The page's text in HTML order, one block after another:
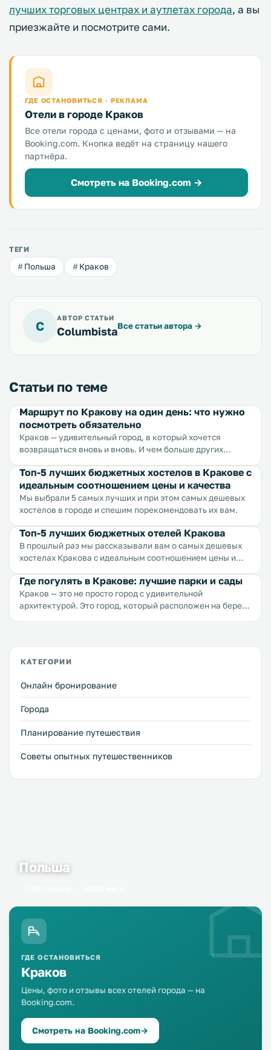
лучших торговых центрах и аутлетах города, а вы
приезжайте и посмотрите сами.
ГДЕ ОСТАНОВИТЬСЯ · РЕКЛАМА
Отели в городе Краков
Все отели города с ценами, фото и отзывами — на
Booking.com. Кнопка ведёт на страницу нашего
партнёра.
Смотреть на Booking.com →
ТЕГИ
Польша Краков
C
АВТОР СТАТЬИ
ColumbistaВсе статьи автора →
Статьи по теме
Маршрут по Кракову на один день: что нужно
посмотреть обязательно
Краков — удивительный город, в который хочется
возвращаться вновь и вновь. И чем больше других
привлекательности Кракова. Мы составили для вас
оптимальный маршрут на один день, который позволит
получить максимально полное представление о городе и
оставить чувство легкой недосказанности, чтобы вы с
Топ-5 лучших бюджетных хостелов в Кракове с
идеальным соотношением цены и качества
Мы выбрали 5 самых лучших и при этом самых дешевых
хостелов в городе и спешим порекомендовать их вам.
Топ-5 лучших бюджетных отелей Кракова
В прошлый раз мы рассказывали вам о самых дешевых
хостелах Кракова с идеальным соотношением цены и
отелей. Из сотен отелей и гостевых домов мы выбрали
пять бюджетных гостиниц, где вы будете чувствовать
максимально комфортно и при этом сможете
Где погулять в Кракове: лучшие парки и сады
Краков — это не просто город с удивительной
архитектурой. Это город, который расположен на берегу
Ogród Botaniczny Uniwersytetu Jagiellońskiego адрес: ul.
невероятно красивый сад является одним из любимых
КАТЕГОРИИ
Онлайн бронирование
Города
Планирование путешествия
Советы опытных путешественников
Польша
ГДЕ ОСТАНОВИТЬСЯ
Краков
Цены, фото и отзывы всех отелей города — на
Booking.com.
Смотреть на Booking.com→